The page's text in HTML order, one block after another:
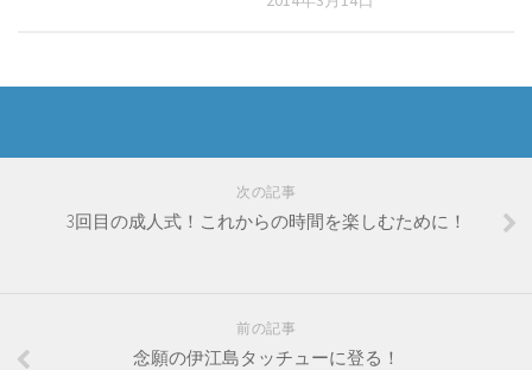
次の記事
3回目の成人式！これからの時間を楽しむために！
前の記事
念願の伊江島タッチューに登る！